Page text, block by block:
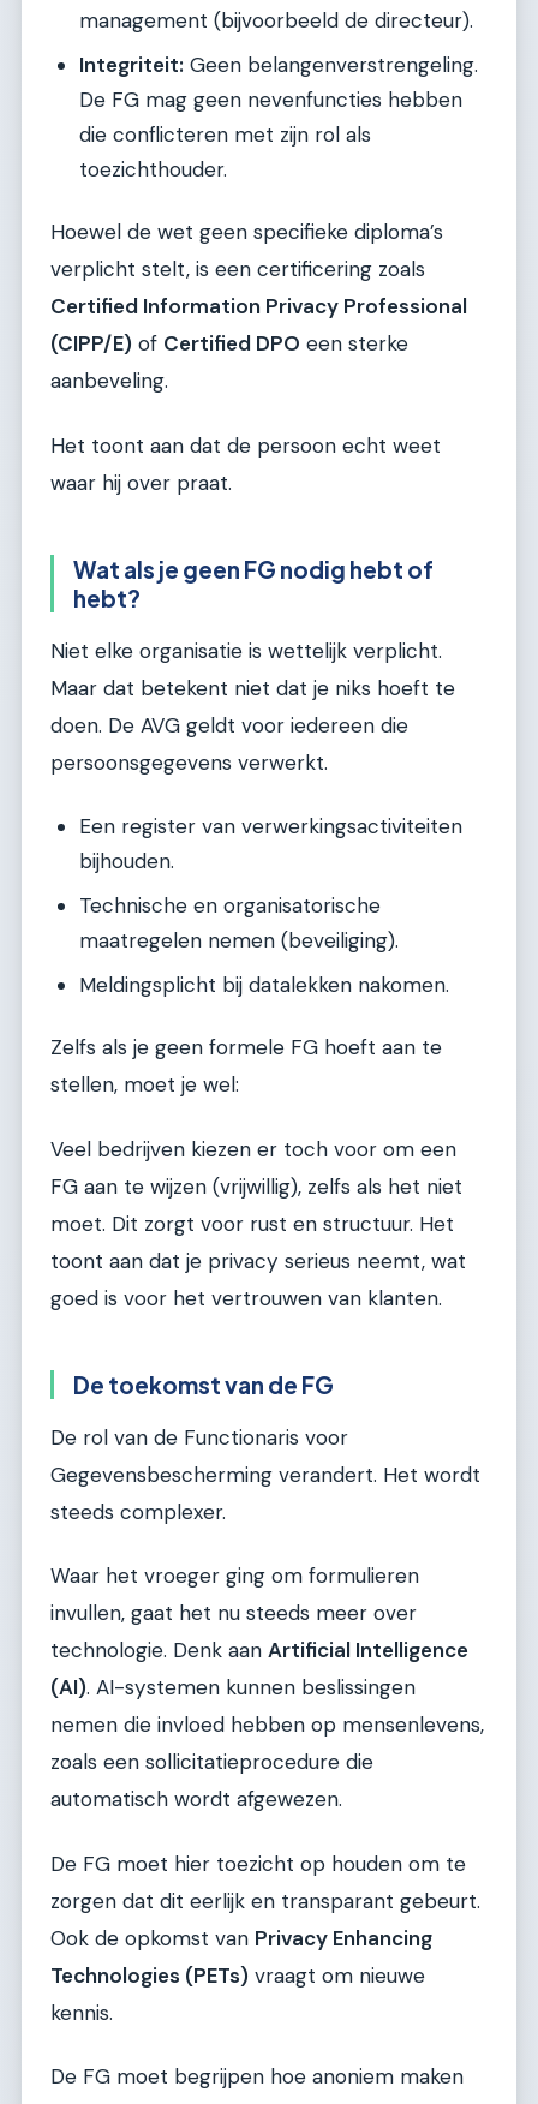
management (bijvoorbeeld de directeur).
Integriteit: Geen belangenverstrengeling.
De FG mag geen nevenfuncties hebben
die conflicteren met zijn rol als
toezichthouder.
Hoewel de wet geen specifieke diploma’s
verplicht stelt, is een certificering zoals
Certified Information Privacy Professional
(CIPP/E) of Certified DPO een sterke
aanbeveling.
Het toont aan dat de persoon echt weet
waar hij over praat.
Wat als je geen FG nodig hebt of
hebt?
Niet elke organisatie is wettelijk verplicht.
Maar dat betekent niet dat je niks hoeft te
doen. De AVG geldt voor iedereen die
persoonsgegevens verwerkt.
Een register van verwerkingsactiviteiten
bijhouden.
Technische en organisatorische
maatregelen nemen (beveiliging).
Meldingsplicht bij datalekken nakomen.
Zelfs als je geen formele FG hoeft aan te
stellen, moet je wel:
Veel bedrijven kiezen er toch voor om een
FG aan te wijzen (vrijwillig), zelfs als het niet
moet. Dit zorgt voor rust en structuur. Het
toont aan dat je privacy serieus neemt, wat
goed is voor het vertrouwen van klanten.
De toekomst van de FG
De rol van de Functionaris voor
Gegevensbescherming verandert. Het wordt
steeds complexer.
Waar het vroeger ging om formulieren
invullen, gaat het nu steeds meer over
technologie. Denk aan Artificial Intelligence
(AI). AI-systemen kunnen beslissingen
nemen die invloed hebben op mensenlevens,
zoals een sollicitatieprocedure die
automatisch wordt afgewezen.
De FG moet hier toezicht op houden om te
zorgen dat dit eerlijk en transparant gebeurt.
Ook de opkomst van Privacy Enhancing
Technologies (PETs) vraagt om nieuwe
kennis.
De FG moet begrijpen hoe anoniem maken